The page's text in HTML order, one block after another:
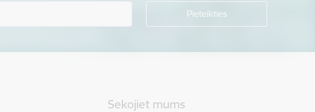
Sekojiet mums